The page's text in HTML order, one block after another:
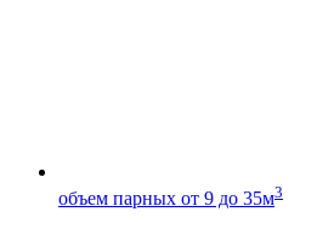
объем парных от 9 до 35м3